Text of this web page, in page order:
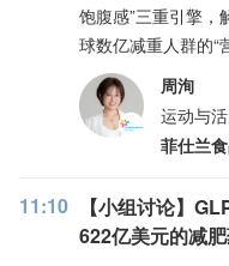
饱腹感”三重引擎，
球数亿减重人群的“
周洵
运动与
菲仕兰
11:10
【小组讨论】
622亿美元的减